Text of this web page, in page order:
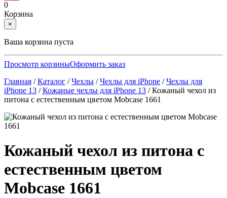
0
Корзина
×
Ваша корзина пуста
Просмотр корзиныОформить заказ
Главная /Каталог /Чехлы /Чехлы для iPhone /Чехлы для
iPhone 13 /Кожаные чехлы для iPhone 13 /Кожаный чехол из
питона с естественным цветом Mobcase 1661
Кожаный чехол из питона с
естественным цветом
Mobcase 1661